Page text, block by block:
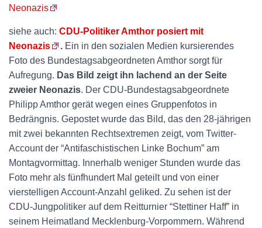
Neonazis
siehe auch: CDU-Politiker Amthor posiert mit
Neonazis
. Ein in den sozialen Medien kursierendes
Foto des Bundestagsabgeordneten Amthor sorgt für
Aufregung. Das Bild zeigt ihn lachend an der Seite
zweier Neonazis. Der CDU-Bundestagsabgeordnete
Philipp Amthor gerät wegen eines Gruppenfotos in
Bedrängnis. Gepostet wurde das Bild, das den 28-jährigen
mit zwei bekannten Rechtsextremen zeigt, vom Twitter-
Account der “Antifaschistischen Linke Bochum” am
Montagvormittag. Innerhalb weniger Stunden wurde das
Foto mehr als fünfhundert Mal geteilt und von einer
vierstelligen Account-Anzahl geliked. Zu sehen ist der
CDU-Jungpolitiker auf dem Reitturnier “Stettiner Haff” in
seinem Heimatland Mecklenburg-Vorpommern. Während